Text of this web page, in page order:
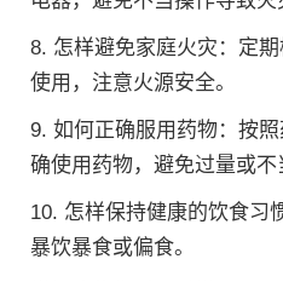
8. 怎样避免家庭火灾：定
使用，注意火源安全。
9. 如何正确服用药物：按
确使用药物，避免过量或不
10. 怎样保持健康的饮食习
暴饮暴食或偏食。